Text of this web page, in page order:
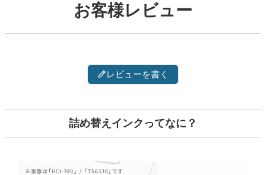
お客様レビュー
レビューを書く
詰め替えインクってなに？